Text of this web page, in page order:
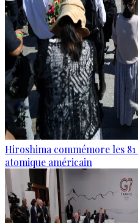
Hiroshima commémore les
atomique américain